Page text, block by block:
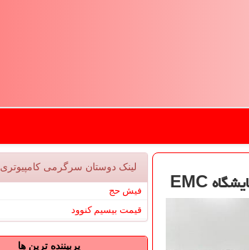
لینک دوستان سرگرمی كامپیوتری
فیش حج
قیمت بیسیم کنوود
پربیننده ترین ها